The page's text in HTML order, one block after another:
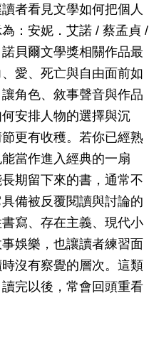
者看見文學如何把個人
：安妮．艾諾 / 蔡孟貞 /
貝爾文學獎相關作品最
愛、死亡與自由面前如
角色、敘事聲音與作品
安排人物的選擇與沉
更有收穫。若你已經熟
當作進入經典的一扇
期留下來的書，通常不
備被反覆閱讀與討論的
寫、存在主義、現代小
娛樂，也讓讀者練習面
沒有察覺的層次。這類
完以後，常會回頭重看